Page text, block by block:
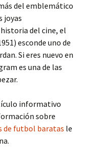
del emblemático
joyas
del cine, el
esconde uno de
Si eres nuevo en
es una de las
informativo
sobre
de futbol baratas le